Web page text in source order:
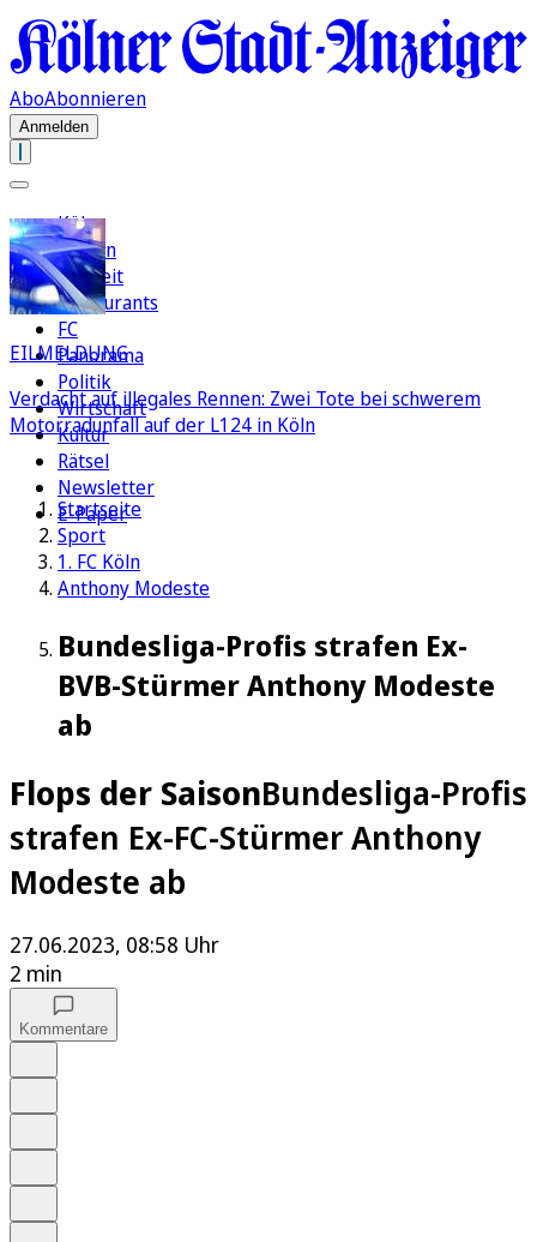
AboAbonnieren
Anmelden
Köln
Region
Freizeit
Restaurants
FC
Panorama
Politik
Wirtschaft
Kultur
Rätsel
Newsletter
E-Paper
EILMELDUNG
Verdacht auf illegales Rennen: Zwei Tote bei schwerem
Motorradunfall auf der L124 in Köln
Startseite
Sport
1. FC Köln
Anthony Modeste
Bundesliga-Profis strafen Ex-
BVB-Stürmer Anthony Modeste
ab
Flops der SaisonBundesliga-Profis
strafen Ex-FC-Stürmer Anthony
Modeste ab
27.06.2023, 08:58 Uhr
2 min
Kommentare